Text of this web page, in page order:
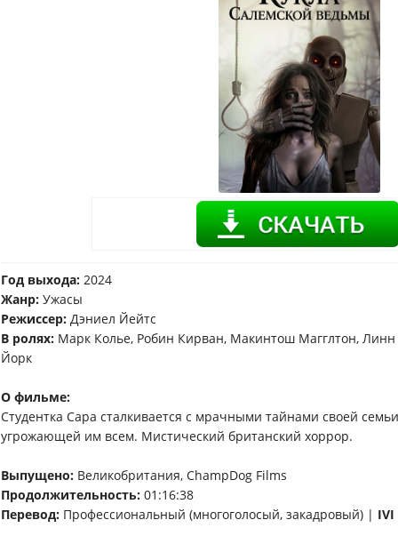
Год выхода: 2024
Жанр: Ужасы
Режиссер: Дэниел Йейтс
В ролях: Марк Колье, Робин Кирван, Макинтош Магглтон,
Йорк
О фильме:
Студентка Сара сталкивается с мрачными тайнами своей
угрожающей им всем. Мистический британский хоррор.
Выпущено: Великобритания, ChampDog Films
Продолжительность: 01:16:38
Перевод: Профессиональный (многоголосый, закадровый) | IVI